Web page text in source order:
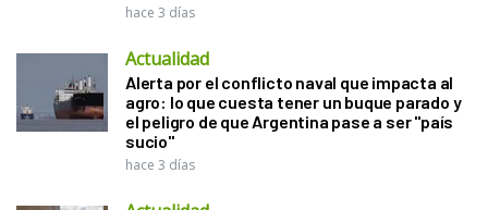
hace 3 días
Actualidad
Alerta por el conflicto naval que impacta al
agro: lo que cuesta tener un buque parado y
el peligro de que Argentina pase a ser "país
sucio"
hace 3 días